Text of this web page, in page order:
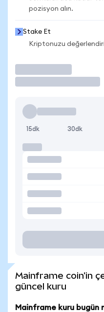
pozisyon alın.
Stake Et
Kriptonuzu
15dk 30dk
Mainframe coin'in
güncel kuru
Mainframe kuru bugün